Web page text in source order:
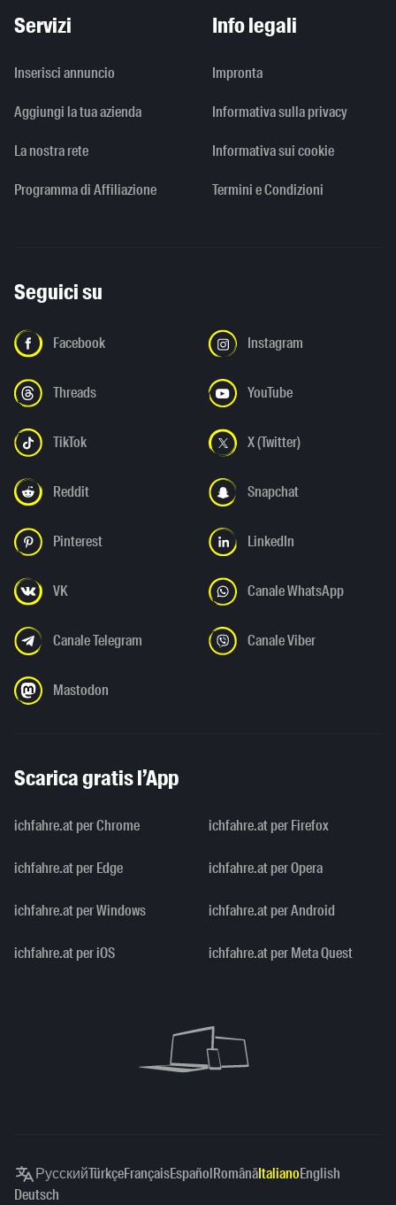
Servizi
Inserisci annuncio
Aggiungi la tua azienda
La nostra rete
Programma di Affiliazione
Info legali
Impronta
Informativa sulla privacy
Informativa sui cookie
Termini e Condizioni
Seguici su
Facebook Instagram
Threads YouTube
TikTok X (Twitter)
Reddit Snapchat
Pinterest LinkedIn
VK Canale WhatsApp
Canale Telegram Canale Viber
Mastodon
Scarica gratis l’App
ichfahre.at per Chrome ichfahre.at per Firefox
ichfahre.at per Edge ichfahre.at per Opera
ichfahre.at per Windows ichfahre.at per Android
ichfahre.at per iOS ichfahre.at per Meta Quest
РусскийTürkçeFrançaisEspañolRomânăItalianoEnglish
Deutsch